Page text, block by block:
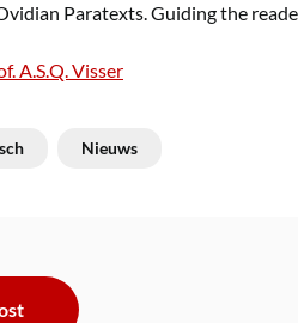
Paratexts. Guiding the
A.S.Q. Visser
Nieuws